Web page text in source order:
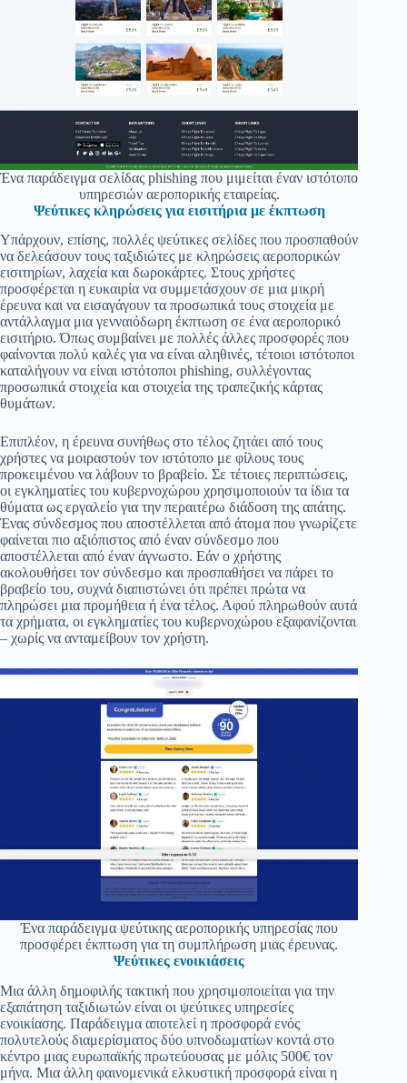
Ένα παράδειγμα σελίδας phishing που μιμείται έναν ιστότοπο
υπηρεσιών αεροπορικής εταιρείας.
Ψεύτικες κληρώσεις για εισιτήρια με έκπτωση
Υπάρχουν, επίσης, πολλές ψεύτικες σελίδες που προσπαθούν
να δελεάσουν τους ταξιδιώτες με κληρώσεις αεροπορικών
εισιτηρίων, λαχεία και δωροκάρτες. Στους χρήστες
προσφέρεται η ευκαιρία να συμμετάσχουν σε μια μικρή
έρευνα και να εισαγάγουν τα προσωπικά τους στοιχεία με
αντάλλαγμα μια γενναιόδωρη έκπτωση σε ένα αεροπορικό
εισιτήριο. Όπως συμβαίνει με πολλές άλλες προσφορές που
φαίνονται πολύ καλές για να είναι αληθινές, τέτοιοι ιστότοποι
καταλήγουν να είναι ιστότοποι phishing, συλλέγοντας
προσωπικά στοιχεία και στοιχεία της τραπεζικής κάρτας
θυμάτων.
Επιπλέον, η έρευνα συνήθως στο τέλος ζητάει από τους
χρήστες να μοιραστούν τον ιστότοπο με φίλους τους
προκειμένου να λάβουν το βραβείο. Σε τέτοιες περιπτώσεις,
οι εγκληματίες του κυβερνοχώρου χρησιμοποιούν τα ίδια τα
θύματα ως εργαλείο για την περαιτέρω διάδοση της απάτης.
Ένας σύνδεσμος που αποστέλλεται από άτομα που γνωρίζετε
φαίνεται πιο αξιόπιστος από έναν σύνδεσμο που
αποστέλλεται από έναν άγνωστο. Εάν ο χρήστης
ακολουθήσει τον σύνδεσμο και προσπαθήσει να πάρει το
βραβείο του, συχνά διαπιστώνει ότι πρέπει πρώτα να
πληρώσει μια προμήθεια ή ένα τέλος. Αφού πληρωθούν αυτά
τα χρήματα, οι εγκληματίες του κυβερνοχώρου εξαφανίζονται
– χωρίς να ανταμείβουν τον χρήστη.
Ένα παράδειγμα ψεύτικης αεροπορικής υπηρεσίας που
προσφέρει έκπτωση για τη συμπλήρωση μιας έρευνας.
Ψεύτικες ενοικιάσεις
Μια άλλη δημοφιλής τακτική που χρησιμοποιείται για την
εξαπάτηση ταξιδιωτών είναι οι ψεύτικες υπηρεσίες
ενοικίασης. Παράδειγμα αποτελεί η προσφορά ενός
πολυτελούς διαμερίσματος δύο υπνοδωματίων κοντά στο
κέντρο μιας ευρωπαϊκής πρωτεύουσας με μόλις 500€ τον
μήνα. Μια άλλη φαινομενικά ελκυστική προσφορά είναι η